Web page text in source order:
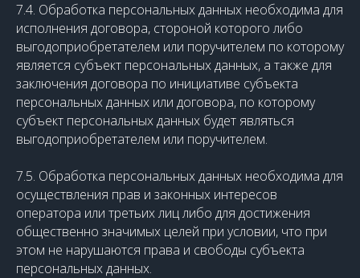
7.4. Обработка персональных данных необходима для
исполнения договора, стороной которого либо
выгодоприобретателем или поручителем по которому
является субъект персональных данных, а также для
заключения договора по инициативе субъекта
персональных данных или договора, по которому
субъект персональных данных будет являться
выгодоприобретателем или поручителем.
7.5. Обработка персональных данных необходима для
осуществления прав и законных интересов
оператора или третьих лиц либо для достижения
общественно значимых целей при условии, что при
этом не нарушаются права и свободы субъекта
персональных данных.